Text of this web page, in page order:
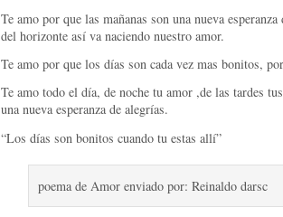
Te amo por que las mañanas son una nueva
del horizonte así va naciendo nuestro amor.
Te amo por que los días son cada vez mas bonitos,
Te amo todo el día, de noche tu amor ,de las tardes
una nueva esperanza de alegrías.
“Los días son bonitos cuando tu estas allí”
poema de Amor enviado por: Reinaldo darsc